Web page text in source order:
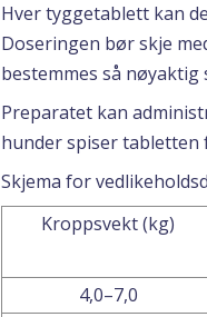
Hver tyggetablett kan
Doseringen bør skje
bestemmes så
Preparatet kan
hunder spiser tabletten
Skjema for
Kroppsvekt (kg)
4,0–7,0